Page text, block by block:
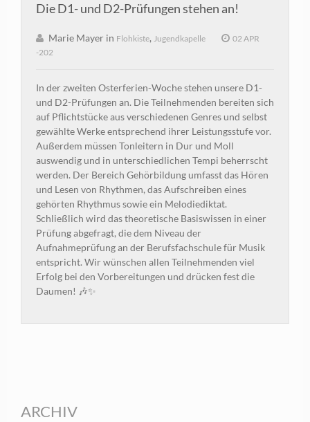
Die D1- und D2-Prüfungen stehen an!
Marie Mayer in Flohkiste, Jugendkapelle
02 APR
-202
In der zweiten Osterferien-Woche stehen unsere D1-
und D2-Prüfungen an. Die Teilnehmenden bereiten sich
auf Pflichtstücke aus verschiedenen Genres und selbst
gewählte Werke entsprechend ihrer Leistungsstufe vor.
Außerdem müssen Tonleitern in Dur und Moll
auswendig und in unterschiedlichen Tempi beherrscht
werden. Der Bereich Gehörbildung umfasst das Hören
und Lesen von Rhythmen, das Aufschreiben eines
gehörten Rhythmus sowie ein Melodiediktat.
Schließlich wird das theoretische Basiswissen in einer
Prüfung abgefragt, die dem Niveau der
Aufnahmeprüfung an der Berufsfachschule für Musik
entspricht. Wir wünschen allen Teilnehmenden viel
Erfolg bei den Vorbereitungen und drücken fest die
Daumen! 🎶✨
ARCHIV